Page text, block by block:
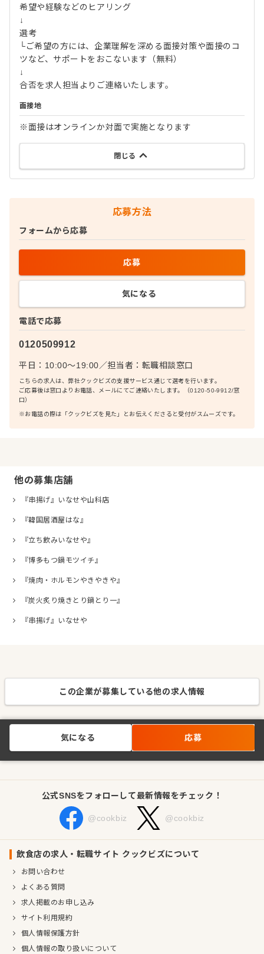
希望や経験などのヒアリング
↓
選考
└ご希望の方には、企業理解を深める面接対策や面接のコ
ツなど、サポートをおこないます（無料）
↓
合否を求人担当よりご連絡いたします。
面接地
※面接はオンラインか対面で実施となります
閉じる
応募方法
電話で応募
0120509912
平日：10:00〜19:00／担当者： 転職相談窓口
こちらの求人は、弊社クックビズの支援サービス通じて選考を行います。
ご応募後は窓口よりお電話、メールにてご連絡いたします。（0120-50-9912/窓
口）
※お電話の際は「クックビズを見た」とお伝えくださると受付がスムーズです。
フォームから応募
応募
気になる
他の募集店舗
『串揚げ』いなせや山科店
『韓国居酒屋はな』
『立ち飲みいなせや』
『博多もつ鍋モツイチ』
『焼肉・ホルモンやきやきや』
『炭火炙り焼きとり鍋とり一』
『串揚げ』いなせや
この企業が募集している他の求人情報
気になる 応募
公式SNSをフォローして最新情報をチェック！
@cookbiz @cookbiz
飲食店の求人・転職サイト クックビズについて
お問い合わせ
よくある質問
求人掲載のお申し込み
サイト利用規約
個人情報保護方針
個人情報の取り扱いについて